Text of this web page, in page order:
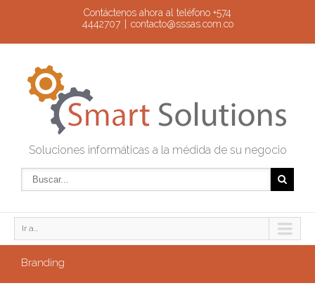
Contáctenos ahora al teléfono +574
4442707
contacto@sssas.com.co
Soluciones informáticas a la médida de su negocio
Ir a...
Branding